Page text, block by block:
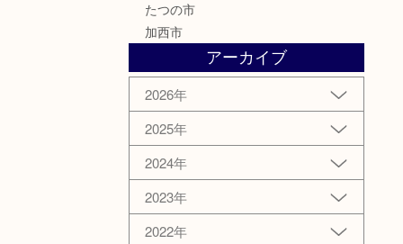
たつの市
加西市
アーカイブ
2026年
2025年
2024年
2023年
2022年